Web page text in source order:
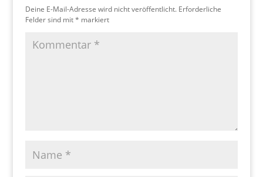
Deine E-Mail-Adresse wird nicht veröffentlicht. Erforderliche
Felder sind mit* markiert